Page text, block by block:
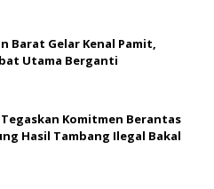
Barat Gelar Kenal Pamit,
Utama Berganti
Komitmen Berantas
Hasil Tambang Ilegal Bakal